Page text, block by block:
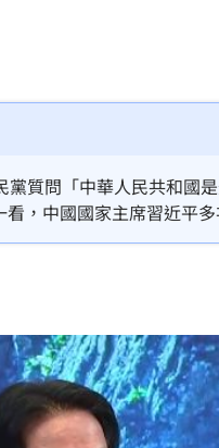
22:29
22:16
22:15
22:13
質問「中華人民共和國
，中國國家主席習近平
這不僅放棄國家主權，
題，更不可能達到台灣人